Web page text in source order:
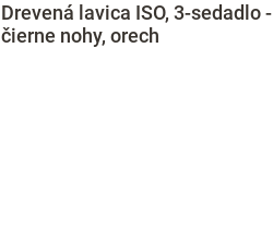
Drevená lavica ISO, 3-sedadlo -
čierne nohy, orech